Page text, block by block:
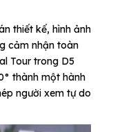
thiết kế, hình ảnh
cảm nhận toàn
Tour trong D5
thành một hành
người xem tự do